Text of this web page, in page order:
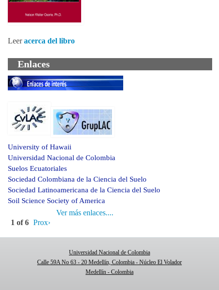
Leeracerca del libro
Enlaces
University of Hawaii
Universidad Nacional de Colombia
Suelos Ecuatoriales
Sociedad Colombiana de la Ciencia del Suelo
Sociedad Latinoamericana de la Ciencia del Suelo
Soil Science Society of America
1 of 6 Prox›
Ver más enlaces....
Universidad Nacional de Colombia
Calle 59A No 63 - 20 Medellín, Colombia - Núcleo El Volador
Medellín - Colombia